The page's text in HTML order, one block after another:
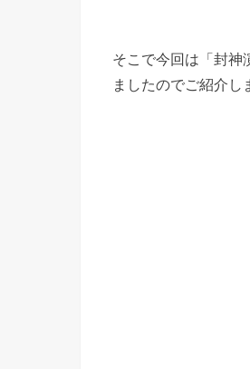
そこで今回は「封神
ましたのでご紹介し